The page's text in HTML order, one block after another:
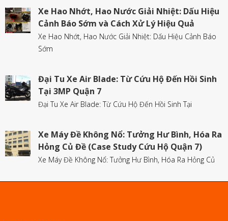
Xe Hao Nhớt, Hao Nước Giải Nhiệt: Dấu Hiệu
Cảnh Báo Sớm và Cách Xử Lý Hiệu Quả
Xe Hao Nhớt, Hao Nước Giải Nhiệt: Dấu Hiệu Cảnh Báo
Sớm
Đại Tu Xe Air Blade: Từ Cứu Hộ Đến Hồi Sinh
Tại 3MP Quận 7
Đại Tu Xe Air Blade: Từ Cứu Hộ Đến Hồi Sinh Tại
Xe Máy Đề Không Nổ: Tưởng Hư Bình, Hóa Ra
Hỏng Củ Đề (Case Study Cứu Hộ Quận 7)
Xe Máy Đề Không Nổ: Tưởng Hư Bình, Hóa Ra Hỏng Củ